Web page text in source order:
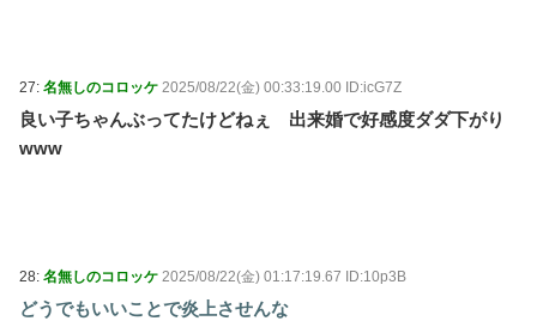
27: 名無しのコロッケ 2025/08/22(金) 00:33:19.00 ID:icG7Z
良い子ちゃんぶってたけどねぇ 出来婚で好感度ダダ下がり
www
28: 名無しのコロッケ 2025/08/22(金) 01:17:19.67 ID:10p3B
どうでもいいことで炎上させんな